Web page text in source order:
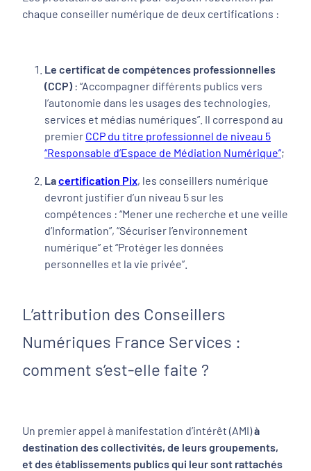
chaque conseiller numérique de deux certifications :
Le certificat de compétences professionnelles
(CCP) : “Accompagner différents publics vers
l’autonomie dans les usages des technologies,
services et médias numériques”. Il correspond au
premier CCP du titre professionnel de niveau 5
“Responsable d’Espace de Médiation Numérique”;
Lacertification Pix, les conseillers numérique
devront justifier d’un niveau 5 sur les
compétences : “Mener une recherche et une veille
d’Information”, “Sécuriser l’environnement
numérique” et “Protéger les données
personnelles et la vie privée”.
L’attribution des Conseillers
Numériques France Services :
comment s’est-elle faite ?
Un premier appel à manifestation d’intérêt (AMI)à
destination des collectivités, de leurs groupements,
et des établissements publics qui leur sont rattachés